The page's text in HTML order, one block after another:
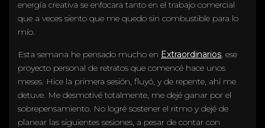
energía creativa se enfocara tanto en el trabajo comercial
que a veces siento que me quedo sin combustible para lo
mío.
Esta semana he pensado mucho en Extraordinarios, ese
proyecto personal de retratos que comencé hace unos
meses. Hice la primera sesión, fluyó, y de repente, ahí me
detuve. Me desmotivé totalmente, me dejé ganar por el
sobrepensamiento. No logré sostener el ritmo y dejé de
planear las siguientes sesiones, a pesar de contar con